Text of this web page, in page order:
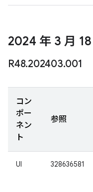
2024 年 3 月 18
R48.202403.001
コン
ポー
ネン
ト
参照
UI 328636581